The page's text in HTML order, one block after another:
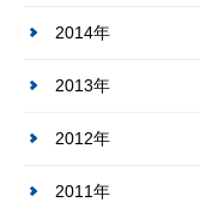
2014年
2013年
2012年
2011年